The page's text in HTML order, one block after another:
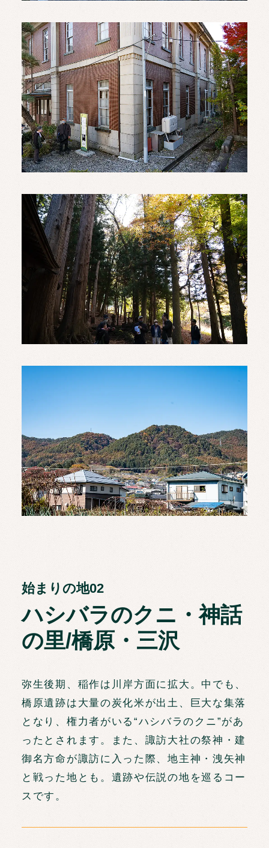
始まりの地02
ハシバラのクニ・神話
の里/橋原・三沢
弥生後期、稲作は川岸方面に拡大。中でも、
橋原遺跡は大量の炭化米が出土、巨大な集落
となり、権力者がいる“ハシバラのクニ”があ
ったとされます。また、諏訪大社の祭神・建
御名方命が諏訪に入った際、地主神・洩矢神
と戦った地とも。遺跡や伝説の地を巡るコー
スです。